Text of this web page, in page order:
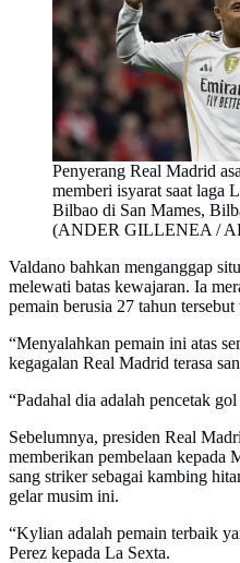
Penyerang Real Madrid
memberi isyarat saat laga
Bilbao di San Mames,
(ANDER GILLENEA /
Valdano bahkan menganggap
melewati batas kewajaran. Ia
pemain berusia 27 tahun
“Menyalahkan pemain ini atas
kegagalan Real Madrid terasa
“Padahal dia adalah pencetak
Sebelumnya, presiden Real
memberikan pembelaan kepada
sang striker sebagai kambing
gelar musim ini.
“Kylian adalah pemain terbaik
Perez kepada La Sexta.